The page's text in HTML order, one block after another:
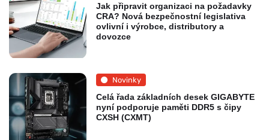
Jak připravit organizaci na požadavky
CRA? Nová bezpečnostní legislativa
ovlivní i výrobce, distributory a
dovozce
Novinky
Celá řada základních desek GIGABYTE
nyní podporuje paměti DDR5 s čipy
CXSH (CXMT)